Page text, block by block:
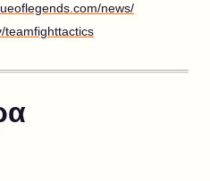
news/
teamfighttactics